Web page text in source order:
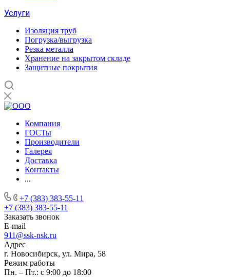
Услуги
Изоляция труб
Погрузка/выгрузка
Резка металла
Хранение на закрытом складе
Защитные покрытия
Компания
ГОСТы
Производители
Галерея
Доставка
Контакты
...
+7 (383) 383-55-11
+7 (383) 383-55-11
Заказать звонок
E-mail
911@ssk-nsk.ru
Адрес
г. Новосибирск, ул. Мира, 58
Режим работы
Пн. – Пт.: с 9:00 до 18:00